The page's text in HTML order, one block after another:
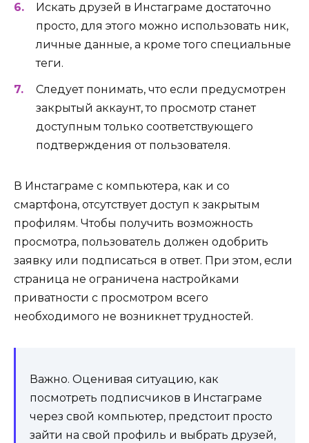
Искать друзей в Инстаграме достаточно
просто, для этого можно использовать ник,
личные данные, а кроме того специальные
теги.
Следует понимать, что если предусмотрен
закрытый аккаунт, то просмотр станет
доступным только соответствующего
подтверждения от пользователя.
В Инстаграме с компьютера, как и со
смартфона, отсутствует доступ к закрытым
профилям. Чтобы получить возможность
просмотра, пользователь должен одобрить
заявку или подписаться в ответ. При этом, если
страница не ограничена настройками
приватности с просмотром всего
необходимого не возникнет трудностей.
Важно. Оценивая ситуацию, как
посмотреть подписчиков в Инстаграме
через свой компьютер, предстоит просто
зайти на свой профиль и выбрать друзей,